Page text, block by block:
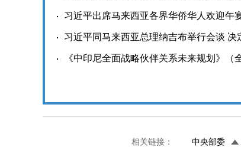
习近平出席马来西亚各界华侨华人欢迎午
习近平同马来西亚总理纳吉布举行会谈
《中印尼全面战略伙伴关系未来规划》（
相关链接： 中央部委